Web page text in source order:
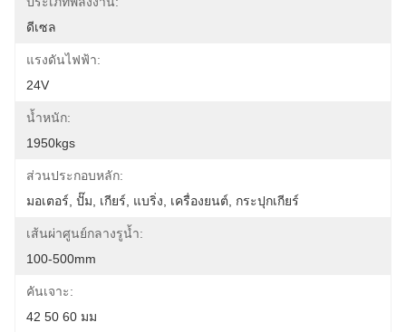
ดีเซล
แรงดันไฟฟ้า:
24V
น้ำหนัก:
1950kgs
ส่วนประกอบหลัก:
มอเตอร์, ปั๊ม, เกียร์, แบริ่ง, เครื่องยนต์, กระปุกเกียร์
เส้นผ่าศูนย์กลางรูน้ำ:
100-500mm
คันเจาะ:
42 50 60 มม